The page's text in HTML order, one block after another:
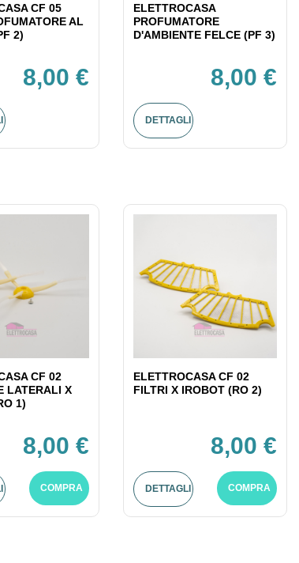
CF 05
AL
2)
8,00 €
ELETTROCASA
PROFUMATORE
D'AMBIENTE FELCE (PF 3)
8,00 €
DETTAGLI
CF 02
LATERALI X
1)
8,00 €
COMPRA
ELETTROCASA CF 02
FILTRI X IROBOT (RO 2)
8,00 €
DETTAGLI COMPRA